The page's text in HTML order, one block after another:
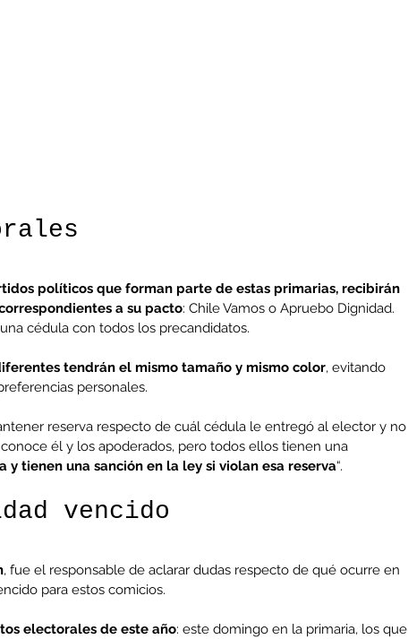
Junio 2026
Mundo sindical Noticia
Opinion
políticos que forman parte de estas primarias, recibirán
a su pacto: Chile Vamos o Apruebo Dignidad.
cédula con todos los precandidatos.
tendrán el mismo tamaño y mismo color, evitando
personales.
reserva respecto de cuál cédula le entregó al elector y no
él y los apoderados, pero todos ellos tienen una
tienen una sanción en la ley si violan esa reserva“.
vencido
, fue el responsable de aclarar dudas respecto de qué ocurre en
para estos comicios.
electorales de este año: este domingo en la primaria, los que